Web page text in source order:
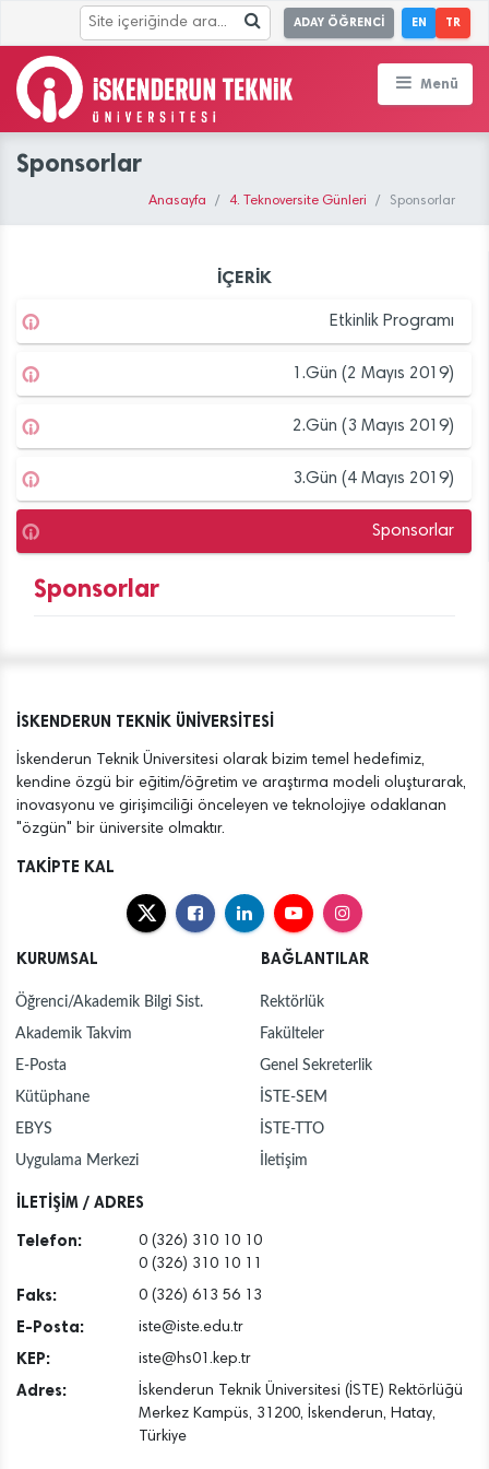
ADAY ÖĞRENCİ EN TR
Menü
Sponsorlar
Anasayfa 4. Teknoversite Günleri Sponsorlar
İÇERİK
Etkinlik Programı
1.Gün (2 Mayıs 2019)
2.Gün (3 Mayıs 2019)
3.Gün (4 Mayıs 2019)
Sponsorlar
Sponsorlar
İSKENDERUN TEKNİK ÜNİVERSİTESİ
İskenderun Teknik Üniversitesi olarak bizim temel hedefimiz,
kendine özgü bir eğitim/öğretim ve araştırma modeli oluşturarak,
inovasyonu ve girişimciliği önceleyen ve teknolojiye odaklanan
"özgün" bir üniversite olmaktır.
TAKİPTE KAL
KURUMSAL
Öğrenci/Akademik Bilgi Sist.
Akademik Takvim
E-Posta
Kütüphane
EBYS
Uygulama Merkezi
BAĞLANTILAR
Rektörlük
Fakülteler
Genel Sekreterlik
İSTE-SEM
İSTE-TTO
İletişim
İLETİŞİM / ADRES
Telefon:
0 (326) 310 10 10
0 (326) 310 10 11
Faks: 0 (326) 613 56 13
E-Posta: iste@iste.edu.tr
KEP: iste@hs01.kep.tr
Adres:
İskenderun Teknik Üniversitesi (İSTE) Rektörlüğü
Merkez Kampüs, 31200, İskenderun, Hatay,
Türkiye